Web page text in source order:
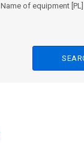
Name of equipment [PL]